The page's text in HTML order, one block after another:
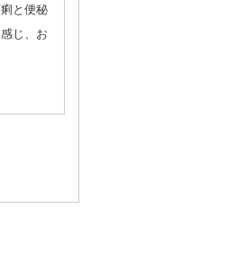
と便秘
じ、お